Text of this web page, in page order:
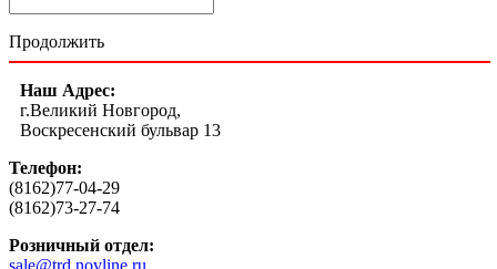
Продолжить
Наш Адрес:
г.Великий Новгород,
Воскресенский бульвар 13
Телефон:
(8162)77-04-29
(8162)73-27-74
Розничный отдел:
sale@trd.novline.ru